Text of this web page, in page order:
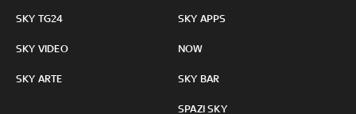
SKY TG24
SKY VIDEO
SKY ARTE
SKY APPS
NOW
SKY BAR
SPAZI SKY